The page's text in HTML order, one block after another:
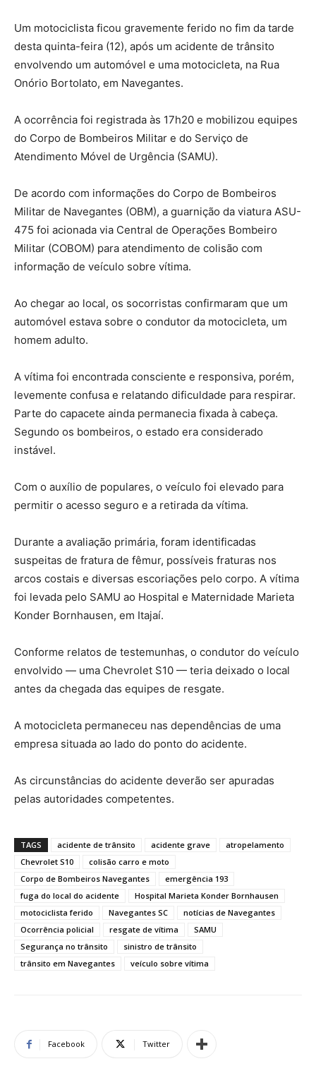
Um motociclista ficou gravemente ferido no fim da tarde
desta quinta-feira (12), após um acidente de trânsito
envolvendo um automóvel e uma motocicleta, na Rua
Onório Bortolato, em Navegantes.
A ocorrência foi registrada às 17h20 e mobilizou equipes
do Corpo de Bombeiros Militar e do Serviço de
Atendimento Móvel de Urgência (SAMU).
De acordo com informações do Corpo de Bombeiros
Militar de Navegantes (OBM), a guarnição da viatura ASU-
475 foi acionada via Central de Operações Bombeiro
Militar (COBOM) para atendimento de colisão com
informação de veículo sobre vítima.
Ao chegar ao local, os socorristas confirmaram que um
automóvel estava sobre o condutor da motocicleta, um
homem adulto.
A vítima foi encontrada consciente e responsiva, porém,
levemente confusa e relatando dificuldade para respirar.
Parte do capacete ainda permanecia fixada à cabeça.
Segundo os bombeiros, o estado era considerado
instável.
Com o auxílio de populares, o veículo foi elevado para
permitir o acesso seguro e a retirada da vítima.
Durante a avaliação primária, foram identificadas
suspeitas de fratura de fêmur, possíveis fraturas nos
arcos costais e diversas escoriações pelo corpo. A vítima
foi levada pelo SAMU ao Hospital e Maternidade Marieta
Konder Bornhausen, em Itajaí.
Conforme relatos de testemunhas, o condutor do veículo
envolvido — uma Chevrolet S10 — teria deixado o local
antes da chegada das equipes de resgate.
A motocicleta permaneceu nas dependências de uma
empresa situada ao lado do ponto do acidente.
As circunstâncias do acidente deverão ser apuradas
pelas autoridades competentes.
TAGS acidente de trânsito acidente grave
atropelamento
Chevrolet S10
colisão carro e moto
Corpo de Bombeiros Navegantes
emergência 193
fuga do local do acidente
Hospital Marieta Konder Bornhausen
motociclista ferido
Navegantes SC
notícias de Navegantes
Ocorrência policial
resgate de vítima
SAMU
Segurança no trânsito
sinistro de trânsito
trânsito em Navegantes
veículo sobre vítima
Facebook Twitter